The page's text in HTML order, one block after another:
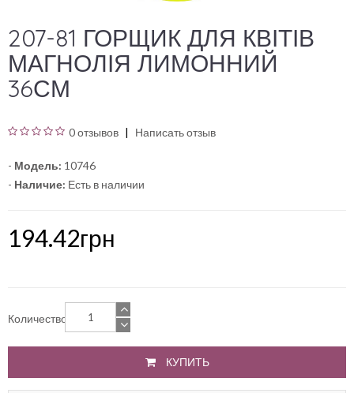
207-81 ГОРЩИК ДЛЯ КВІТІВ
МАГНОЛІЯ ЛИМОННИЙ
36СМ
0 отзывов Написать отзыв
- Модель: 10746
- Наличие: Есть в наличии
194.42грн
Количество
КУПИТЬ